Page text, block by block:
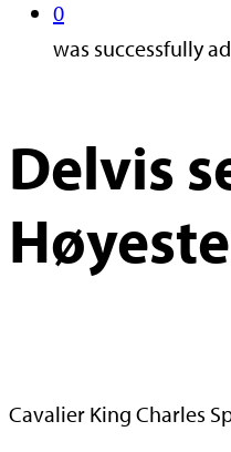
0
was successfully
Delvis
Cavalier King Charles